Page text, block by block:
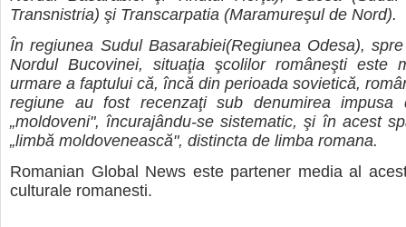
Transnistria) şi Transcarpatia (Maramureşul de Nord).
În regiunea Sudul Basarabiei(Regiunea Odesa),
Nordul Bucovinei, situaţia şcolilor româneşti este
urmare a faptului că, încă din perioada sovietică,
regiune au fost recenzaţi sub denumirea impusa
„moldoveni", încurajându-se sistematic, şi în acest
„limbă moldovenească", distincta de limba romana.
Romanian Global News este partener media al
culturale romanesti.